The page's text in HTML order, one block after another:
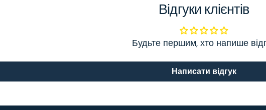
Відгуки клієнтів
Будьте першим, хто напише
Написати відгук